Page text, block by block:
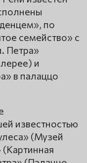
по
семейство» с
Петра»
и
в палаццо
известностью
(Музей